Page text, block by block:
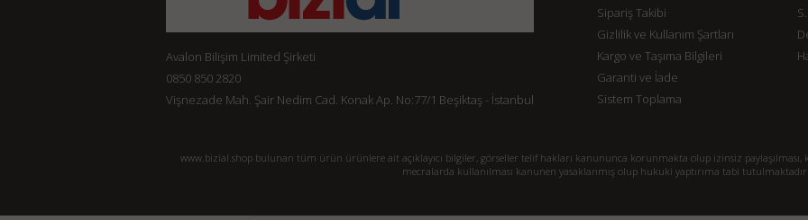
Avalon Bilişim Limited Şirketi
0850 850 2820
Vişnezade Mah. Şair Nedim Cad. Konak Ap. No:77/1 Beşiktaş - İstanbul
Sipariş Takibi
Gizlilik ve Kullanım Şartları
Kargo ve Taşıma Bilgileri
Garanti ve İade
Sistem Toplama
www.bizial.shop bulunan tüm ürün ürünlere ait açıklayıcı bilgiler, görseller telif hakları kanununca korunmakta olup izinsiz paylaşılması,
mecralarda kullanılması kanunen yasaklanmış olup hukuki yaptırıma tabi tutulmaktadır.